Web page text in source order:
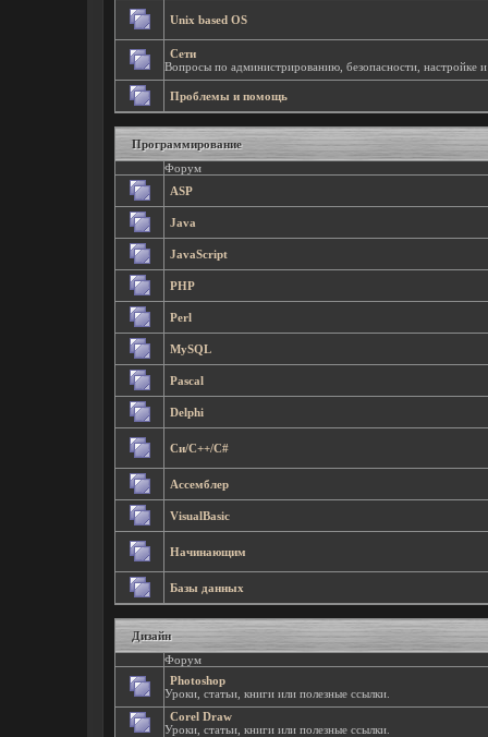
Unix based OS
Сети
Вопросы по администрированию, безопасности, настройке и
Проблемы и помощь
Программирование
Форум
ASP
Java
JavaScript
PHP
Perl
MySQL
Pascal
Delphi
Cи/C++/C#
Ассемблер
VisualBasic
Начинающим
Базы данных
Дизайн
Форум
Photoshop
Уроки, статьи, книги или полезные ссылки.
Corel Draw
Уроки, статьи, книги или полезные ссылки.